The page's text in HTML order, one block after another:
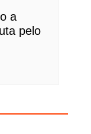
a
pelo